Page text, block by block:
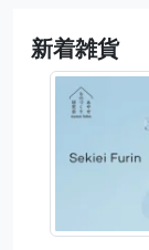
新着雑貨